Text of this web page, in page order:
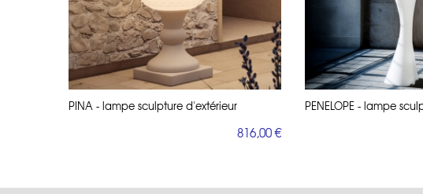
PINA - lampe sculpture d'extérieur
816,00 €
PENELOPE - lampe